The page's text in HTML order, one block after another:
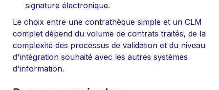
signature électronique.
Le choix entre une contrathèque simple et un CLM
complet dépend du volume de contrats traités, de la
complexité des processus de validation et du niveau
d'intégration souhaité avec les autres systèmes
d'information.